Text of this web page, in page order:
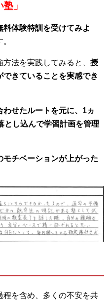
」
料体験特訓を受けてみよ
法を実践してみると、 授
できていることを実感でき
せたルートを元に、 1ヵ
とし込んで学習計画を管理
モチベーションが上がった
程を含め、多くの不安を共